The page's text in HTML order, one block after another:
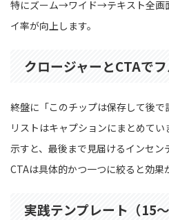
特にズーム→ワイド→テキスト全画
イ率が向上します。
クロージャーとCTAで
終盤に「このチップは保存して後
リストはキャプションにまとめて
示すと、最後まで見届けるインセン
CTAは具体的かつ一つに絞ると効果
実践テンプレート（15